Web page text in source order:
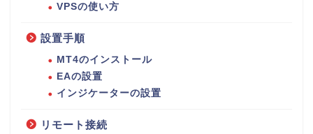
VPSの使い方
設置手順
MT4のインストール
EAの設置
インジケーターの設置
リモート接続